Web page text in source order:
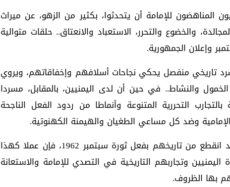
للإمامة أن يتحدثوا، بكثير من الزهو، عن ميراث
والخضوع والتحرر، الاستعباد والانعتاق.. حلقات متوالية
تاريخي منفصل يحكي نجاحات أسلافهم وإخفاقاتهم، ويروي
والنشاط.. في حين أن لدى اليمنيين، بالمقابل، مسردا
بالتجارب التحررية المتنوعة وأنماطا من ردود الفعل الناجحة
وضد كل مساعي الطغيان والهيمنة الكهنوتية.
فإذا أعاد الإماميون وصل ما كان قد انقطع من تاريخهم بفعل ثورة سبتمبر 1962، فإن عملا كهذا
اليمنيين وتجاربهم التاريخية في التصدي للإمامة والاستعانة
بها الظروف.